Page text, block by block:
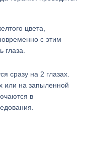
цвета,
с этим
глаза.
сразу на 2 глазах.
или на запыленной
в